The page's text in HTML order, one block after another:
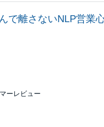
で離さないNLP営業
ーレビュー